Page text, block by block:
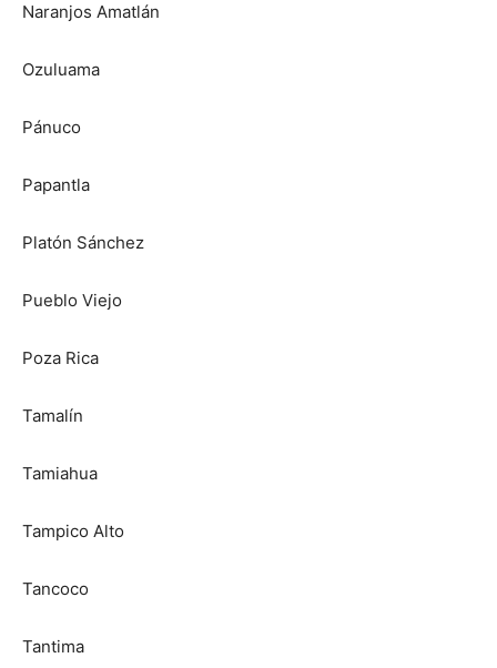
Naranjos Amatlán
Ozuluama
Pánuco
Papantla
Platón Sánchez
Pueblo Viejo
Poza Rica
Tamalín
Tamiahua
Tampico Alto
Tancoco
Tantima